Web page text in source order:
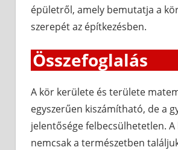
épületről, amely bemutatja a
szerepét az építkezésben.
Összefoglalás
A kör kerülete és területe
egyszerűen kiszámítható, de a
jelentősége felbecsülhetetlen.
nemcsak a természetben